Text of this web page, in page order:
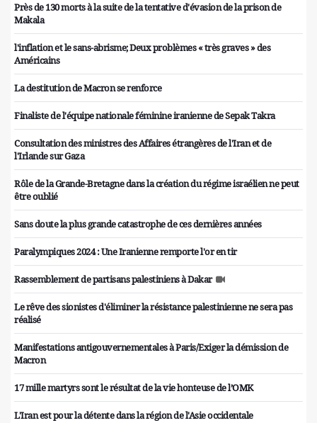
Près de 130 morts à la suite de la tentative d'évasion de la prison de
Makala
l'inflation et le sans-abrisme; Deux problèmes « très graves » des
Américains
La destitution de Macron se renforce
Finaliste de l'équipe nationale féminine iranienne de Sepak Takra
Consultation des ministres des Affaires étrangères de l'Iran et de
l'Irlande sur Gaza
Rôle de la Grande-Bretagne dans la création du régime israélien ne peut
être oublié
Sans doute la plus grande catastrophe de ces dernières années
Paralympiques 2024 : Une Iranienne remporte l'or en tir
Rassemblement de partisans palestiniens à Dakar
Le rêve des sionistes d'éliminer la résistance palestinienne ne sera pas
réalisé
Manifestations antigouvernementales à Paris/Exiger la démission de
Macron
17 mille martyrs sont le résultat de la vie honteuse de l’OMK
L'Iran est pour la détente dans la région de l'Asie occidentale